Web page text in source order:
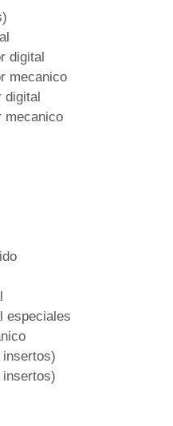
digital
mecanico
digital
mecanico
especiales
insertos)
insertos)